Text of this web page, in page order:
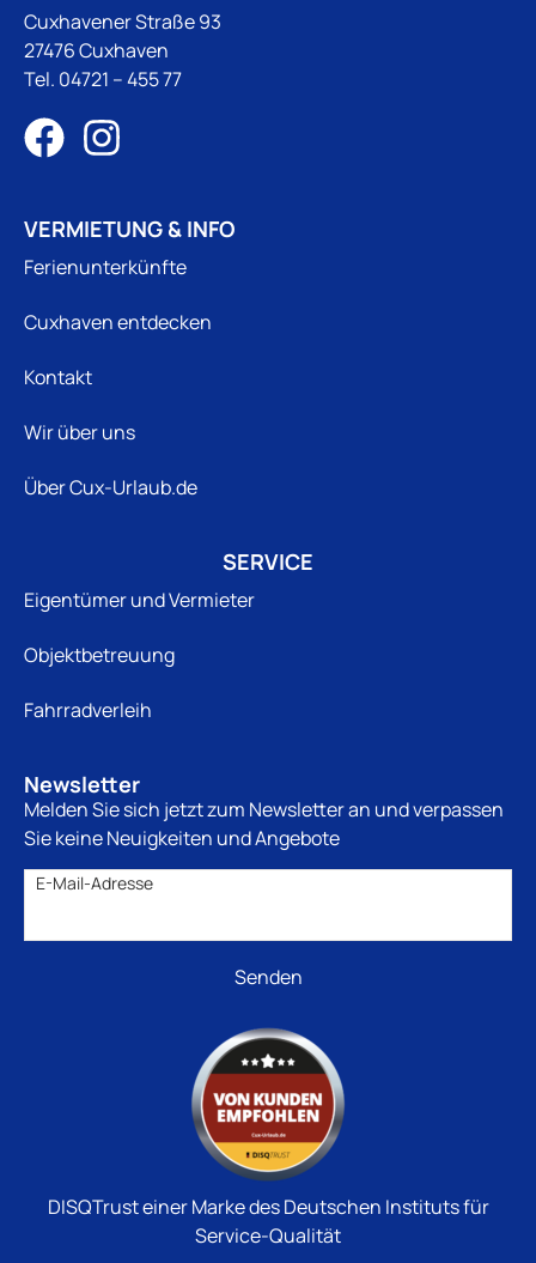
Cuxhavener Straße 93
27476 Cuxhaven
Tel. 04721 – 455 77
VERMIETUNG & INFO
Ferienunterkünfte
Cuxhaven entdecken
Kontakt
Wir über uns
Über Cux-Urlaub.de
SERVICE
Eigentümer und Vermieter
Objektbetreuung
Fahrradverleih
Newsletter
Melden Sie sich jetzt zum Newsletter an und verpassen
Sie keine Neuigkeiten und Angebote
E-Mail-Adresse
DISQTrust einer Marke des Deutschen Instituts für
Service-Qualität